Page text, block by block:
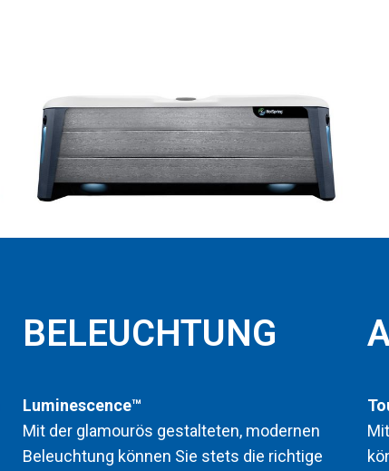
BELEUCHTUNG
Luminescence™
Mit der glamourös gestalteten, modernen
Beleuchtung können Sie stets die richtige